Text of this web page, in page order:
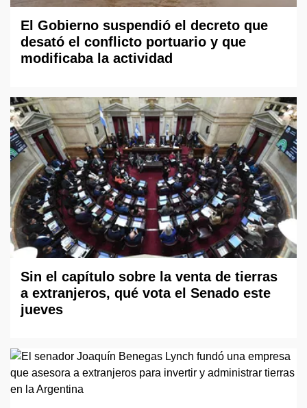
El Gobierno suspendió el decreto que
desató el conflicto portuario y que
modificaba la actividad
Sin el capítulo sobre la venta de tierras
a extranjeros, qué vota el Senado este
jueves